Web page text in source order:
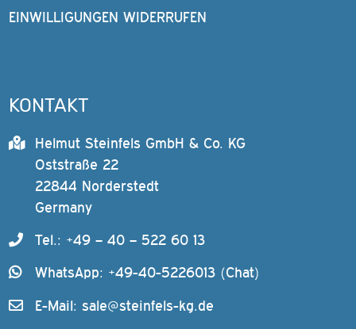
EINWILLIGUNGEN WIDERRUFEN
KONTAKT
Helmut Steinfels GmbH & Co. KG
Oststraße 22
22844 Norderstedt
Germany
Tel.: +49 – 40 – 522 60 13
WhatsApp: +49-40-5226013 (Chat)
E-Mail: sale@steinfels-kg.de